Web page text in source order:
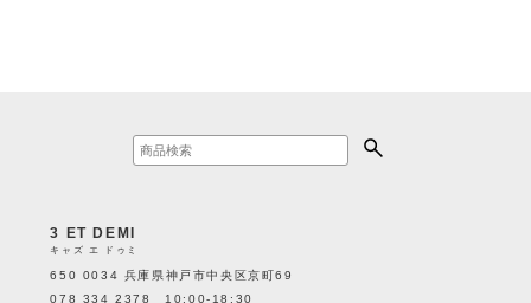
3 ET DEMI
キャズ エ ドゥミ
650 0034 兵庫県神戸市中央区京町69
078 334 2378 10:00-18:30